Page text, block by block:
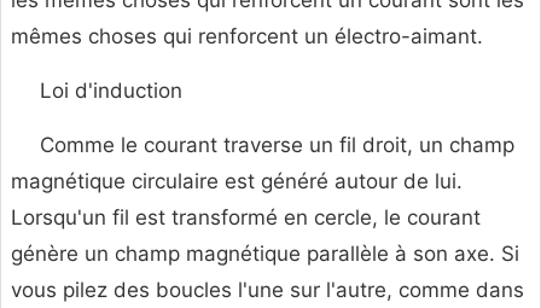
mêmes choses qui renforcent un électro-aimant.
Loi d'induction
Comme le courant traverse un fil droit, un champ
magnétique circulaire est généré autour de lui.
Lorsqu'un fil est transformé en cercle, le courant
génère un champ magnétique parallèle à son axe. Si
vous pilez des boucles l'une sur l'autre, comme dans